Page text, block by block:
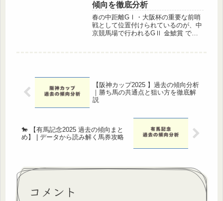
傾向を徹底分析
春の中距離GⅠ・大阪杯の重要な前哨
戦として位置付けられているのが、中
京競馬場で行われるGⅡ 金鯱賞 で
【阪神カップ2025 】過去の傾向分析
｜勝ち馬の共通点と狙い方を徹底解
説
🐎 【有馬記念2025 過去の傾向まと
め】 | データから読み解く馬券攻略
コメント